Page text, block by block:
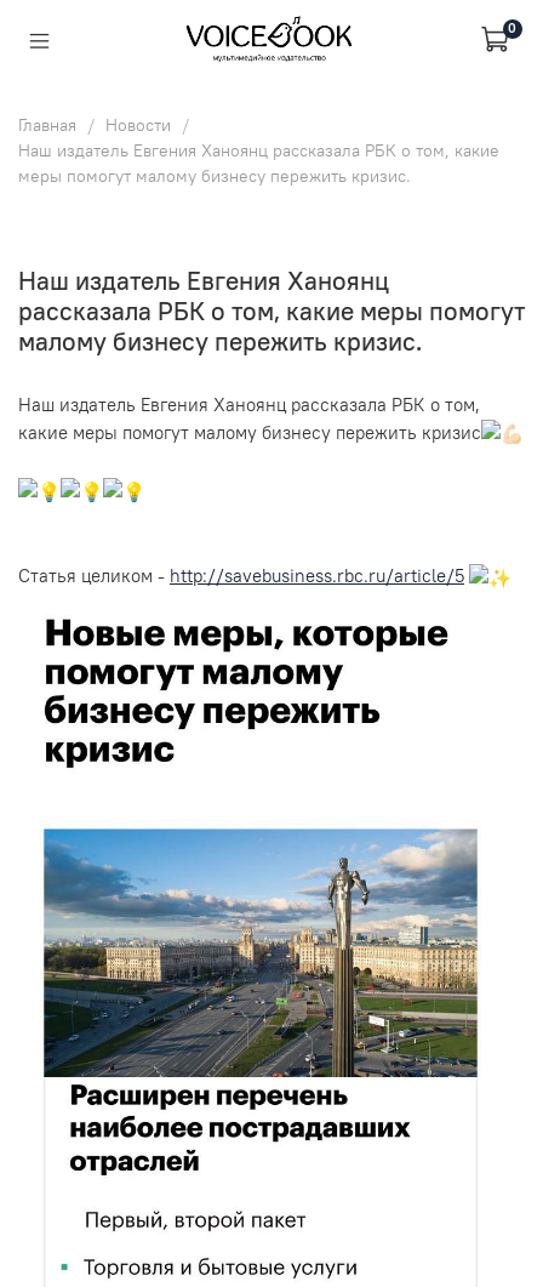
0
Главная
Новости
Наш издатель Евгения Ханоянц рассказала РБК о том, какие
меры помогут малому бизнесу пережить кризис.
Наш издатель Евгения Ханоянц
рассказала РБК о том, какие меры помогут
малому бизнесу пережить кризис.
Наш издатель Евгения Ханоянц рассказала РБК о том,
какие меры помогут малому бизнесу пережить кризис
Статья целиком - http://savebusiness.rbc.ru/article/5